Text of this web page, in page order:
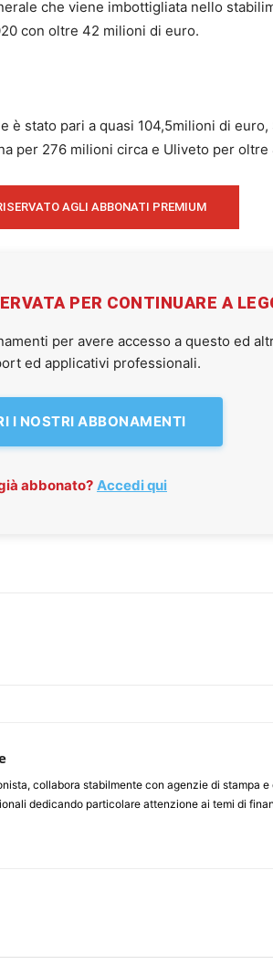
che viene imbottigliata nello
con oltre 42 milioni di euro.
è stato pari a quasi 104,5milioni di
per 276 milioni circa e Uliveto per
AGLI ABBONATI PREMIUM
PER CONTINUARE A
per avere accesso a questo ed
ed applicativi professionali.
I NOSTRI ABBONAMENTI
abbonato? Accedi qui
collabora stabilmente con agenzie di stampa e
dedicando particolare attenzione ai temi di